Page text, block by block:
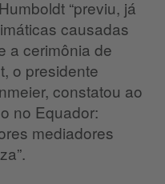
“previu, já
causadas
a cerimônia de
o presidente
constatou ao
no Equador:
mediadores